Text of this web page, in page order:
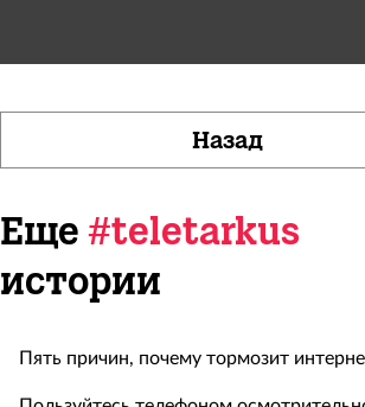
Назад
Еще #teletarkus
истории
Пять причин, почему тормозит